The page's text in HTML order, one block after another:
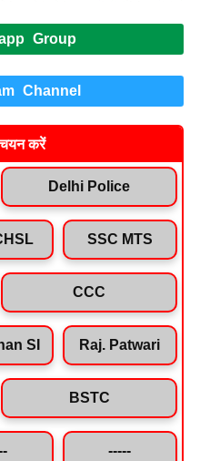
Group
Channel
चयन करें
Delhi Police
SSC MTS
CCC
SI Raj. Patwari
BSTC
-----